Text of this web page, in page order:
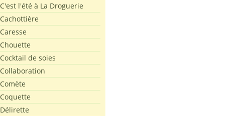
C'est l'été à La Droguerie
Cachottière
Caresse
Chouette
Cocktail de soies
Collaboration
Comète
Coquette
Délirette